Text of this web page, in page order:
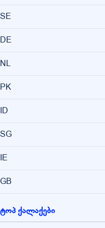
SE
DE
NL
PK
ID
SG
IE
GB
ტოპ ქალაქები